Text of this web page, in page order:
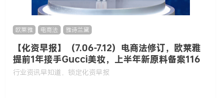
欧莱雅 电商法 雅诗兰黛
【化资早报】（7.06-7.12）电商法修订，欧莱雅
提前1年接手Gucci美妆，上半年新原料备案116
款……
行业资讯早知道，锁定化资早报